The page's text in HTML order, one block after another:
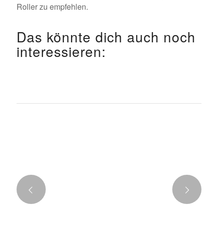
Roller zu empfehlen.
Das könnte dich auch noch
interessieren: